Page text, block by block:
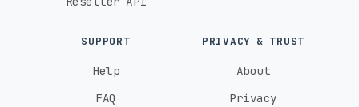
SUPPORT
Help
FAQ
PRIVACY & TRUST
About
Privacy